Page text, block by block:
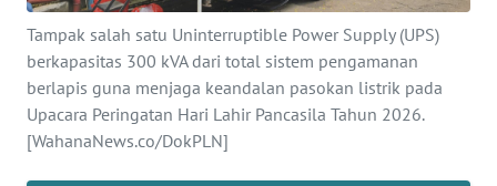
Tampak salah satu Uninterruptible Power Supply (UPS)
berkapasitas 300 kVA dari total sistem pengamanan
berlapis guna menjaga keandalan pasokan listrik pada
Upacara Peringatan Hari Lahir Pancasila Tahun 2026.
[WahanaNews.co/DokPLN]
SERBA-SERBI
PENDIDIKAN
OLAHRAGA